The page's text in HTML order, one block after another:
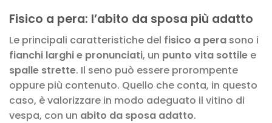
Fisico a pera: l’abito da sposa più adatto
Le principali caratteristiche del fisico a pera sono i
fianchi larghi e pronunciati, un punto vita sottile e
spalle strette. Il seno può essere prorompente
oppure più contenuto. Quello che conta, in questo
caso, è valorizzare in modo adeguato il vitino di
vespa, con un abito da sposa adatto.